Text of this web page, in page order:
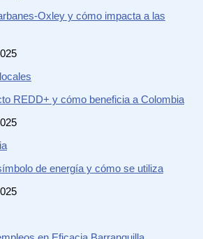
Oxley y cómo impacta a las
REDD+ y cómo beneficia a Colombia
de energía y cómo se utiliza